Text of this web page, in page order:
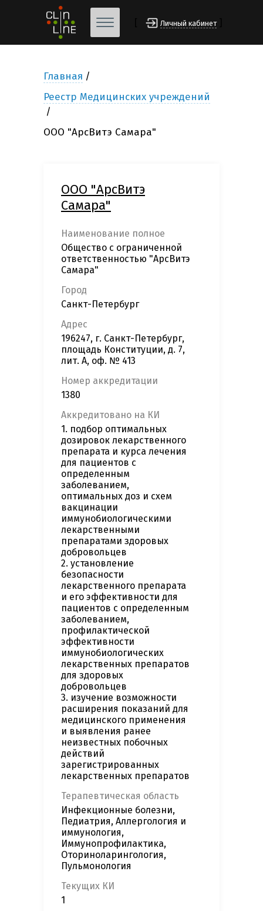
Личный кабинет
Главная
Реестр Медицинских учреждений
ООО "АрсВитэ Самара"
ООО "АрсВитэ
Самара"
Наименование полное
Общество с ограниченной
ответственностью "АрсВитэ
Самара"
Город
Санкт-Петербург
Адрес
196247, г. Санкт-Петербург,
площадь Конституции, д. 7,
лит. А, оф. № 413
Номер аккредитации
1380
Аккредитовано на КИ
1. подбор оптимальных
дозировок лекарственного
препарата и курса лечения
для пациентов с
определенным
заболеванием,
оптимальных доз и схем
вакцинации
иммунобиологическими
лекарственными
препаратами здоровых
добровольцев
2. установление
безопасности
лекарственного препарата
и его эффективности для
пациентов с определенным
заболеванием,
профилактической
эффективности
иммунобиологических
лекарственных препаратов
для здоровых
добровольцев
3. изучение возможности
расширения показаний для
медицинского применения
и выявления ранее
неизвестных побочных
действий
зарегистрированных
лекарственных препаратов
Терапевтическая область
Инфекционные болезни,
Педиатрия, Аллергология и
иммунология,
Иммунопрофилактика,
Оториноларингология,
Пульмонология
Текущих КИ
1